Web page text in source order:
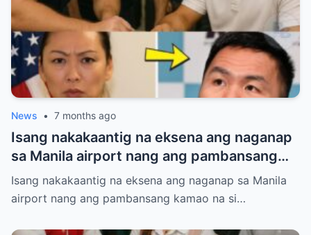
News • 7 months ago
Isang nakakaantig na eksena ang naganap
sa Manila airport nang ang pambansang
kamao na si Manny Pacquiao ay
paghintayin at hiyain ng mga immigration
Isang nakakaantig na eksena ang naganap sa Manila
airport nang ang pambansang kamao na si…